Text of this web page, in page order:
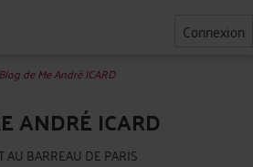
Connexion
Blog de Me André ICARD
ANDRÉ ICARD
AU BARREAU DE PARIS